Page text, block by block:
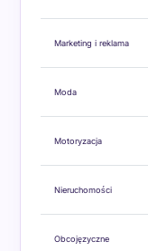
Marketing i reklama
Moda
Motoryzacja
Nieruchomości
Obcojęzyczne